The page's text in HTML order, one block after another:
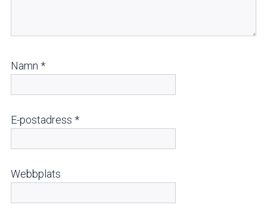
Namn *
E-postadress *
Webbplats